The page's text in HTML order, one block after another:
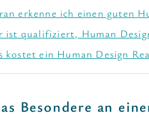
erkenne ich einen guten
ist qualifiziert, Human
kostet ein Human Design
Besondere an